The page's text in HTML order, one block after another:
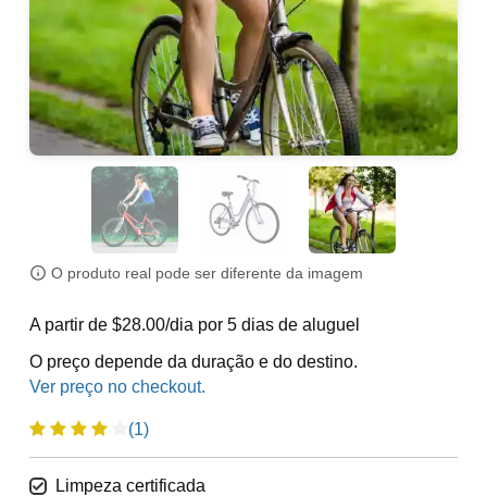
O produto real pode ser diferente da imagem
A partir de $28.00/dia por 5 dias de aluguel
O preço depende da duração e do destino.
(1)
Limpeza certificada